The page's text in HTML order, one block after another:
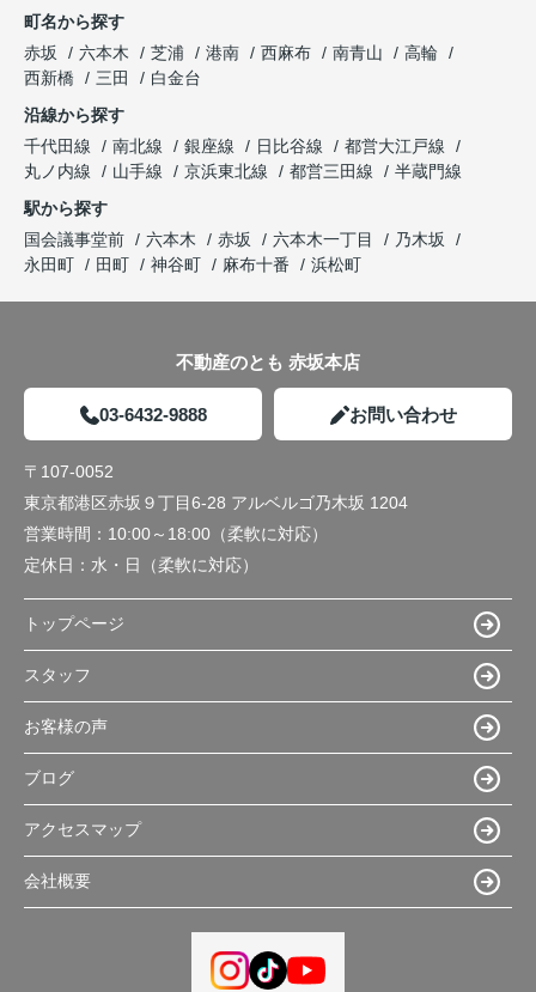
町名から探す
赤坂
六本木 芝浦 港南 西麻布 南青山
高輪
西新橋
三田
白金台
沿線から探す
千代田線
南北線 銀座線 日比谷線
都営大江戸線
丸ノ内線
山手線 京浜東北線 都営三田線
半蔵門線
駅から探す
国会議事堂前
六本木 赤坂 六本木一丁目
乃木坂
永田町
田町 神谷町 麻布十番 浜松町
不動産のとも 赤坂本店
03-6432-9888 お問い合わせ
〒107-0052
東京都港区赤坂９丁目6-28 アルベルゴ乃木坂 1204
営業時間： 10:00～18:00（柔軟に対応）
定休日： 水・日（柔軟に対応）
トップページ
スタッフ
お客様の声
ブログ
アクセスマップ
会社概要